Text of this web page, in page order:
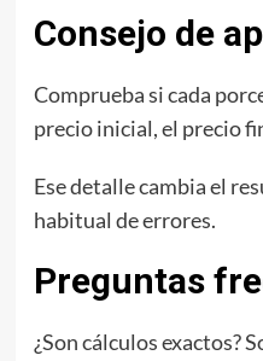
Consejo de
Comprueba si cada
precio inicial, el precio
Ese detalle cambia el
habitual de errores.
Preguntas
¿Son cálculos exactos?